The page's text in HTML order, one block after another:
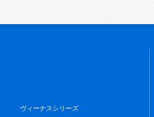
ヴィーナスシリーズ